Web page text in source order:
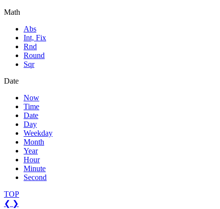
Math
Abs
Int, Fix
Rnd
Round
Sqr
Date
Now
Time
Date
Day
Weekday
Month
Year
Hour
Minute
Second
TOP
❮ ❯